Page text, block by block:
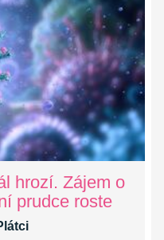
hrozí. Zájem o
prudce roste